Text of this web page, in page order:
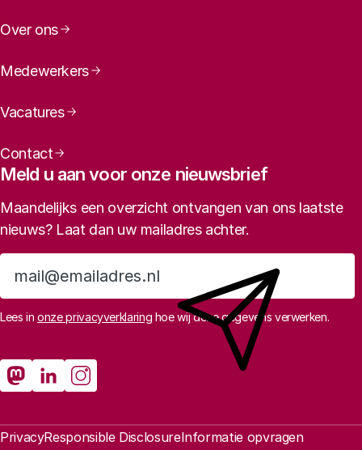
Over ons
Medewerkers
Vacatures
Contact
Meld u aan voor onze nieuwsbrief
Maandelijks een overzicht ontvangen van ons laatste
nieuws? Laat dan uw mailadres achter.
Aanmelden
Lees inonze privacyverklaring hoe wij deze gegevens verwerken.
Sociale media
Rathenau Mastodon
Rathenau LinkedIn
Rathenau Instagram
Juridische informatie
PrivacyResponsible DisclosureInformatie opvragen